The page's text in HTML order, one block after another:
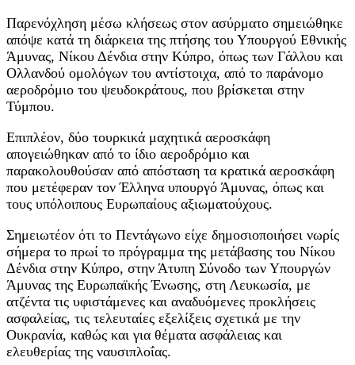
Παρενόχληση μέσω κλήσεως στον ασύρματο σημειώθηκε
απόψε κατά τη διάρκεια της πτήσης του Υπουργού Εθνικής
Άμυνας, Νίκου Δένδια στην Κύπρο, όπως των Γάλλου και
Ολλανδού ομολόγων του αντίστοιχα, από το παράνομο
αεροδρόμιο του ψευδοκράτους, που βρίσκεται στην
Τύμπου.
Επιπλέον, δύο τουρκικά μαχητικά αεροσκάφη
απογειώθηκαν από το ίδιο αεροδρόμιο και
παρακολουθούσαν από απόσταση τα κρατικά αεροσκάφη
που μετέφεραν τον Έλληνα υπουργό Άμυνας, όπως και
τους υπόλοιπους Ευρωπαίους αξιωματούχους.
Σημειωτέον ότι το Πεντάγωνο είχε δημοσιοποιήσει νωρίς
σήμερα το πρωί το πρόγραμμα της μετάβασης του Νίκου
Δένδια στην Κύπρο, στην Άτυπη Σύνοδο των Υπουργών
Άμυνας της Ευρωπαϊκής Ένωσης, στη Λευκωσία, με
ατζέντα τις υφιστάμενες και αναδυόμενες προκλήσεις
ασφαλείας, τις τελευταίες εξελίξεις σχετικά με την
Ουκρανία, καθώς και για θέματα ασφάλειας και
ελευθερίας της ναυσιπλοΐας.